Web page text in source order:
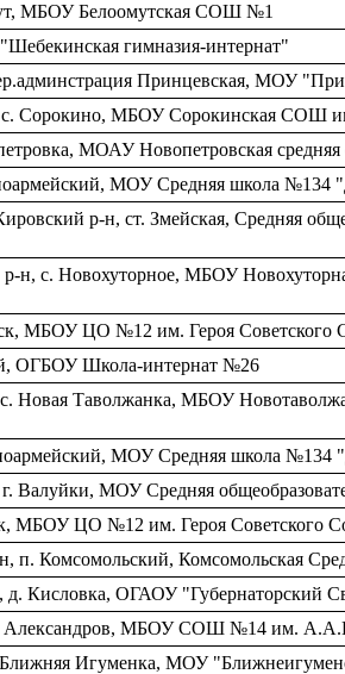
МБОУ Белоомутская СОШ №1
гимназия-интернат"
тер.админстрация Принцевская, МОУ
c. Сорокино, МБОУ Сорокинская СОШ
МОАУ Новопетровская средняя
МОУ Средняя школа №134
р-н, ст. Змейская, Средняя
н, c. Новохуторное, МБОУ
МБОУ ЦО №12 им. Героя
ОГБОУ Школа-интернат №26
Новая Таволжанка, МБОУ
МОУ Средняя школа №134
г. Валуйки, МОУ Средняя
МБОУ ЦО №12 им. Героя Советского
п. Комсомольский, Комсомольская
д. Кисловка, ОГАОУ "Губернаторский
г. Александров, МБОУ СОШ №14 им.
Ближняя Игуменка, МОУ